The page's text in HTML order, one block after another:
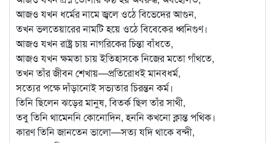
আজও যখন ধর্মের নামে জ্বলে ওঠে বিভেদের আগুন,
তখন ভলতেয়ারের নামটি হয়ে ওঠে বিবেকের ধ্বনিগুণ।
আজও যখন রাষ্ট্র চায় নাগরিকের চিন্তা বাঁধতে,
আজও যখন ক্ষমতা চায় ইতিহাসকে নিজের মতো গাঁথতে,
তখন তাঁর জীবন শেখায়—প্রতিরোধই মানবধর্ম,
সত্যের পক্ষে দাঁড়ানোই সভ্যতার চিরন্তন কর্ম।
তিনি ছিলেন ঝড়ের মানুষ, বিতর্ক ছিল তাঁর সাথী,
তবু তিনি থামেননি কোনোদিন, হননি কখনো ক্লান্ত পথিক।
কারণ তিনি জানতেন ভালো—সত্য যদি থাকে বন্দী,